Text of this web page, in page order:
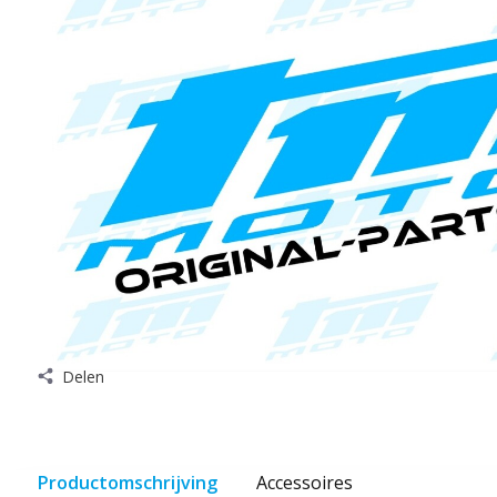
Delen
Productomschrijving Accessoires